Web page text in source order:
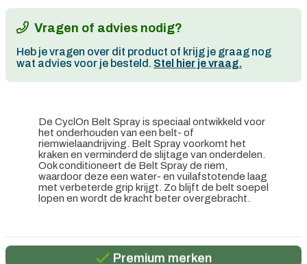
Vragen of advies nodig?
Heb je vragen over dit product of krijg je graag nog
wat advies voor je besteld. Stel hier je vraag.
De CyclOn Belt Spray is speciaal ontwikkeld voor
het onderhouden van een belt- of
riemwielaandrijving. Belt Spray voorkomt het
kraken en verminderd de slijtage van onderdelen.
Ook conditioneert de Belt Spray de riem,
waardoor deze een water- en vuilafstotende laag
met verbeterde grip krijgt. Zo blijft de belt soepel
lopen en wordt de kracht beter overgebracht.
Gratis verzending in België vanaf €100
Premium merken